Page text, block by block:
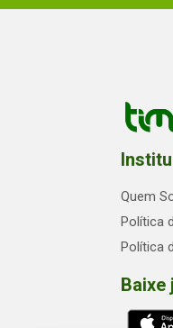
Quem
Política
Política
Baixe